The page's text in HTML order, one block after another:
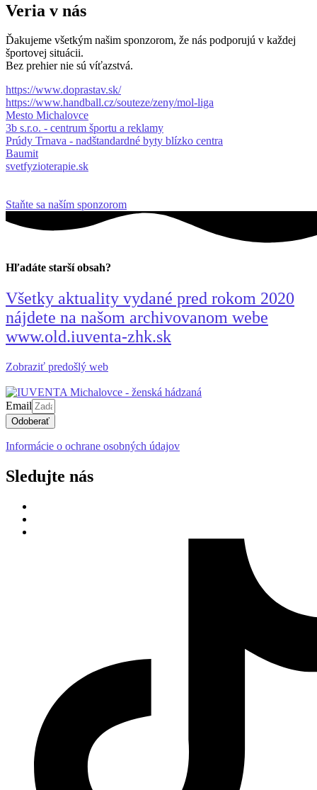
Veria v nás
Ďakujeme všetkým našim sponzorom, že nás podporujú v každej
športovej situácii.
Bez prehier nie sú víťazstvá.
https://www.doprastav.sk/
https://www.handball.cz/souteze/zeny/mol-liga
Mesto Michalovce
3b s.r.o. - centrum športu a reklamy
Prúdy Trnava - nadštandardné byty blízko centra
Baumit
svetfyzioterapie.sk
Staňte sa naším sponzorom
Hľadáte starší obsah?
Všetky aktuality vydané pred rokom 2020
nájdete na našom archivovanom webe
www.old.iuventa-zhk.sk
Zobraziť predošlý web
Email
Odoberať
Informácie o ochrane osobných údajov
Sledujte nás